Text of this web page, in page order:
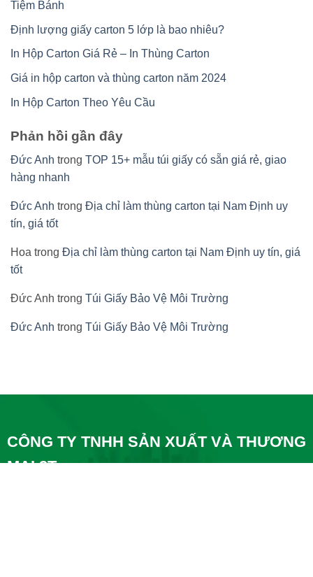
Tiệm Bánh
Định lượng giấy carton 5 lớp là bao nhiêu?
In Hộp Carton Giá Rẻ – In Thùng Carton
Giá in hộp carton và thùng carton năm 2024
In Hộp Carton Theo Yêu Cầu
Phản hồi gần đây
Đức Anh trong TOP 15+ mẫu túi giấy có sẵn giá rẻ, giao
hàng nhanh
Đức Anh trong Địa chỉ làm thùng carton tại Nam Định uy
tín, giá tốt
Hoa trong Địa chỉ làm thùng carton tại Nam Định uy tín, giá
tốt
Đức Anh trong Túi Giấy Bảo Vệ Môi Trường
Đức Anh trong Túi Giấy Bảo Vệ Môi Trường
CÔNG TY TNHH SẢN XUẤT VÀ THƯƠNG
MẠI 2T